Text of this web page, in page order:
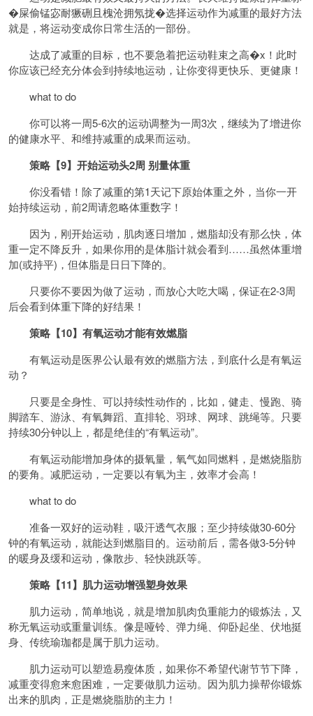
�屎偷锰宓耐獗硎且槐沧拥氖拢�选择运动作为减重的最好方法
就是，将运动变成你日常生活的一部份。
达成了减重的目标，也不要急着把运动鞋束之高�x！此时
你应该已经充分体会到持续地运动，让你变得更快乐、更健康！
what to do
你可以将一周5-6次的运动调整为一周3次，继续为了增进你
的健康水平、和维持减重的成果而运动。
策略【9】开始运动头2周 别量体重
你没看错！除了减重的第1天记下原始体重之外，当你一开
始持续运动，前2周请忽略体重数字！
因为，刚开始运动，肌肉逐日增加，燃脂却没有那么快，体
重一定不降反升，如果你用的是体脂计就会看到……虽然体重增
加(或持平)，但体脂是日日下降的。
只要你不要因为做了运动，而放心大吃大喝，保证在2-3周
后会看到体重下降的好结果！
策略【10】有氧运动才能有效燃脂
有氧运动是医界公认最有效的燃脂方法，到底什么是有氧运
动？
只要是全身性、可以持续性动作的，比如，健走、慢跑、骑
脚踏车、游泳、有氧舞蹈、直排轮、羽球、网球、跳绳等。只要
持续30分钟以上，都是绝佳的“有氧运动”。
有氧运动能增加身体的摄氧量，氧气如同燃料，是燃烧脂肪
的要角。减肥运动，一定要以有氧为主，效率才会高！
what to do
准备一双好的运动鞋，吸汗透气衣服；至少持续做30-60分
钟的有氧运动，就能达到燃脂目的。运动前后，需各做3-5分钟
的暖身及缓和运动，像散步、轻快跳跃等。
策略【11】肌力运动增强塑身效果
肌力运动，简单地说，就是增加肌肉负重能力的锻炼法，又
称无氧运动或重量训练。像是哑铃、弹力绳、仰卧起坐、伏地挺
身、传统瑜珈都是属于肌力运动。
肌力运动可以塑造易瘦体质，如果你不希望代谢节节下降，
减重变得愈来愈困难，一定要做肌力运动。因为肌力操帮你锻炼
出来的肌肉，正是燃烧脂肪的主力！